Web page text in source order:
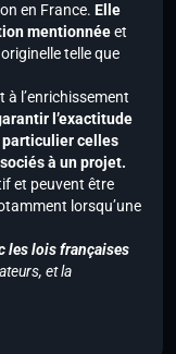
en France. Elle
mentionnéeet
telle que
l’enrichissement
l’exactitude
particulier celles
à un projet.
et peuvent être
lorsqu’une
les lois françaises
et la